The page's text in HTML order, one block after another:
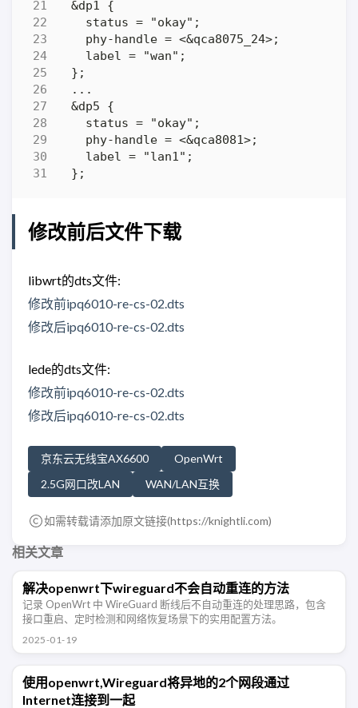
修改前后文件下载
libwrt的dts文件:
修改前ipq6010-re-cs-02.dts
修改后ipq6010-re-cs-02.dts
lede的dts文件:
修改前ipq6010-re-cs-02.dts
修改后ipq6010-re-cs-02.dts
京东云无线宝AX6600
OpenWrt
2.5G网口改LAN
WAN/LAN互换
如需转载请添加原文链接(https://knightli.com)
相关文章
解决openwrt下wireguard不会自动重连的方法
记录 OpenWrt 中 WireGuard 断线后不自动重连的处理思路，包含
接口重启、定时检测和网络恢复场景下的实用配置方法。
2025-01-19
使用openwrt,Wireguard将异地的2个网段通过
Internet连接到一起